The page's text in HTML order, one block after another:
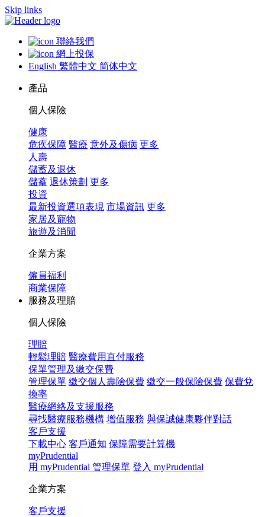
Skip links
聯絡我們
網上投保
English 繁體中文 简体中文
產品
個人保險
健康
危疾保障 醫療 意外及傷病 更多
人壽
儲蓄及退休
儲蓄 退休策劃 更多
投資
最新投資選項表現 市場資訊 更多
家居及寵物
旅遊及消閒
企業方案
僱員福利
商業保障
服務及理賠
個人保險
理賠
輕鬆理賠 醫療費用直付服務
保單管理及繳交保費
管理保單 繳交個人壽險保費 繳交一般保險保費 保費兌
換率
醫療網絡及支援服務
尋找醫療服務機構 增值服務 與保誠健康夥伴對話
客戶支援
下載中心 客戶通知 保障需要計算機
myPrudential
用 myPrudential 管理保單 登入 myPrudential
企業方案
客戶支援